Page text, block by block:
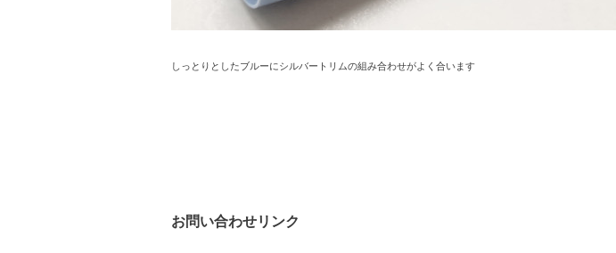
しっとりとしたブルーにシルバートリムの組み合わせがよく合います
お問い合わせリンク